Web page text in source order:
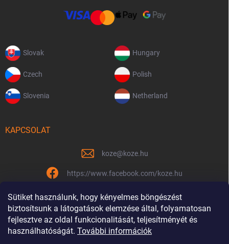
Sütiket használunk, hogy kényelmes böngészést
biztosítsunk a látogatások elemzése által, folyamatosan
fejlesztve az oldal funkcionalitását, teljesítményét és
használhatóságát. További információk
Slovak Hungary
Czech Polish
Slovenia Netherland
KAPCSOLAT
koze@koze.hu
https://www.facebook.com/koze.hu
koze.hu